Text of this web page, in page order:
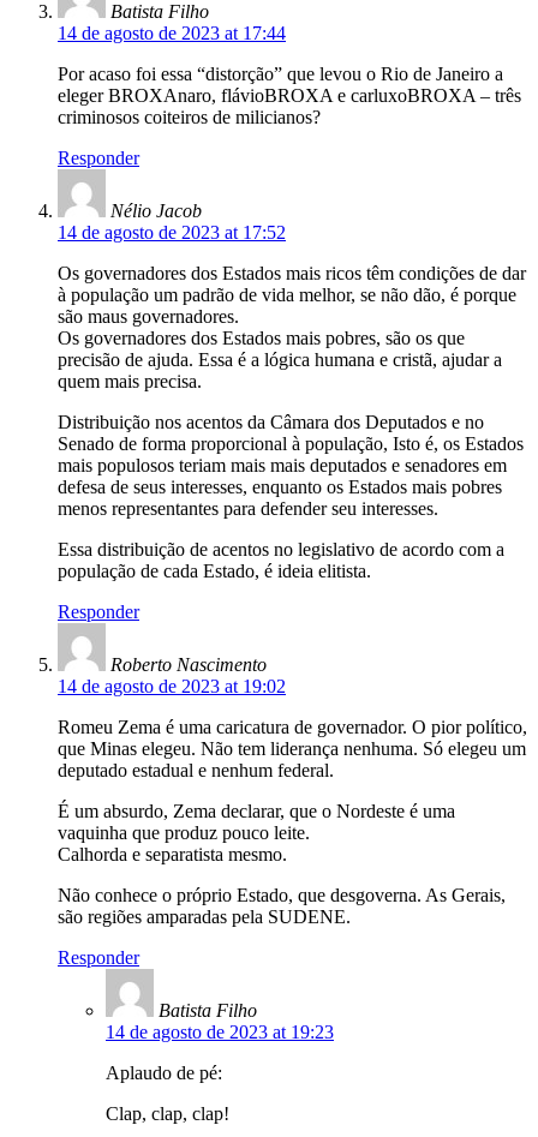
Batista Filho
14 de agosto de 2023 at 17:44
Por acaso foi essa “distorção” que levou o Rio de Janeiro a
eleger BROXAnaro, flávioBROXA e carluxoBROXA – três
criminosos coiteiros de milicianos?
Responder
Nélio Jacob
14 de agosto de 2023 at 17:52
Os governadores dos Estados mais ricos têm condições de dar
à população um padrão de vida melhor, se não dão, é porque
são maus governadores.
Os governadores dos Estados mais pobres, são os que
precisão de ajuda. Essa é a lógica humana e cristã, ajudar a
quem mais precisa.
Distribuição nos acentos da Câmara dos Deputados e no
Senado de forma proporcional à população, Isto é, os Estados
mais populosos teriam mais mais deputados e senadores em
defesa de seus interesses, enquanto os Estados mais pobres
menos representantes para defender seu interesses.
Essa distribuição de acentos no legislativo de acordo com a
população de cada Estado, é ideia elitista.
Responder
Roberto Nascimento
14 de agosto de 2023 at 19:02
Romeu Zema é uma caricatura de governador. O pior político,
que Minas elegeu. Não tem liderança nenhuma. Só elegeu um
deputado estadual e nenhum federal.
É um absurdo, Zema declarar, que o Nordeste é uma
vaquinha que produz pouco leite.
Calhorda e separatista mesmo.
Não conhece o próprio Estado, que desgoverna. As Gerais,
são regiões amparadas pela SUDENE.
Responder
Batista Filho
14 de agosto de 2023 at 19:23
Aplaudo de pé:
Clap, clap, clap!